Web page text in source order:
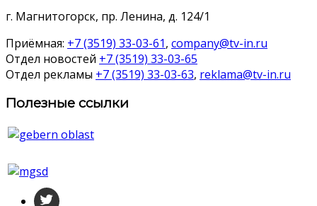
г. Магнитогорск, пр. Ленина, д. 124/1
Приёмная: +7 (3519) 33-03-61, company@tv-in.ru
Отдел новостей +7 (3519) 33-03-65
Отдел рекламы +7 (3519) 33-03-63, reklama@tv-in.ru
Полезные ссылки